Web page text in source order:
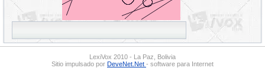
LexiVox 2010 - La Paz, Bolivia
Sitio impulsado por DeveNet.Net - software para Internet